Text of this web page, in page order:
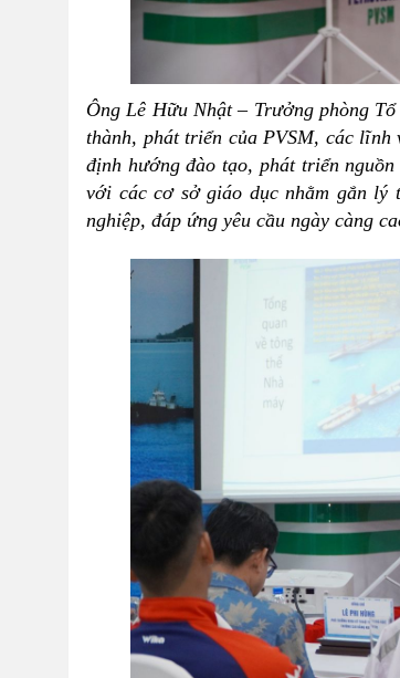
Ông Lê Hữu Nhật – Trưởng phòng
thành, phát triển của PVSM, các lĩnh
định hướng đào tạo, phát triển
với các cơ sở giáo dục nhằm gắn lý
nghiệp, đáp ứng yêu cầu ngày càng